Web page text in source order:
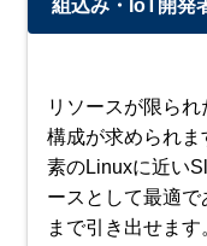
組込み・IoT開発
リソースが限ら
構成が求められま
素のLinuxに近い
ースとして最適
まで引き出せます